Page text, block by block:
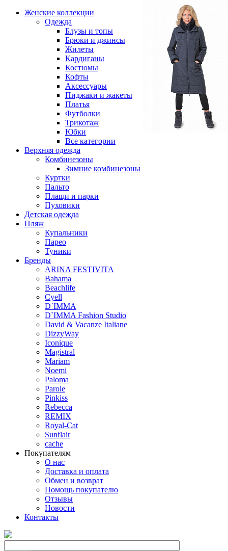
Женские коллекции
Одежда
Блузы и топы
Брюки и джинсы
Жилеты
Кардиганы
Костюмы
Кофты
Аксессуары
Пиджаки и жакеты
Платья
Футболки
Трикотаж
Юбки
Все категории
Верхняя одежда
Комбинезоны
Зимние комбинезоны
Куртки
Пальто
Плащи и парки
Пуховики
Детская одежда
Пляж
Купальники
Парео
Туники
Бренды
ARINA FESTIVITA
Bahama
Beachlife
Cyell
D`IMMA
D`IMMA Fashion Studio
David & Vacanze Italiane
DizzyWay
Iconique
Magistral
Mariam
Noemi
Paloma
Parole
Pinkiss
Rebecca
REMIX
Royal-Cat
Sunflair
cache
Покупателям
О нас
Доставка и оплата
Обмен и возврат
Помощь покупателю
Отзывы
Новости
Контакты